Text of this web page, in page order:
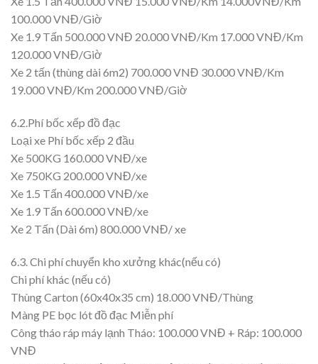
100.000 VNĐ/Giờ
Xe 1.9 Tấn 500.000 VNĐ 20.000 VNĐ/Km 17.000 VNĐ/Km
120.000 VNĐ/Giờ
Xe 2 tấn (thùng dài 6m2) 700.000 VNĐ 30.000 VNĐ/Km
19.000 VNĐ/Km 200.000 VNĐ/Giờ
6.2.Phí bốc xếp đồ đạc
Loại xe Phí bốc xếp 2 đầu
Xe 500KG 160.000 VNĐ/xe
Xe 750KG 200.000 VNĐ/xe
Xe 1.5 Tấn 400.000 VNĐ/xe
Xe 1.9 Tấn 600.000 VNĐ/xe
Xe 2 Tấn (Dài 6m) 800.000 VNĐ/ xe
6.3. Chi phí chuyển kho xưởng khác(nếu có)
Chi phí khác (nếu có)
Thùng Carton (60x40x35 cm) 18.000 VNĐ/Thùng
Màng PE bọc lót đồ đạc Miễn phí
Công tháo ráp máy lạnh Tháo: 100.000 VNĐ + Ráp: 100.000
VNĐ